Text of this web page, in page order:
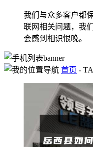
我们与众多客户都
联网相关问题，我
会感到相识恨晚。
首页 -